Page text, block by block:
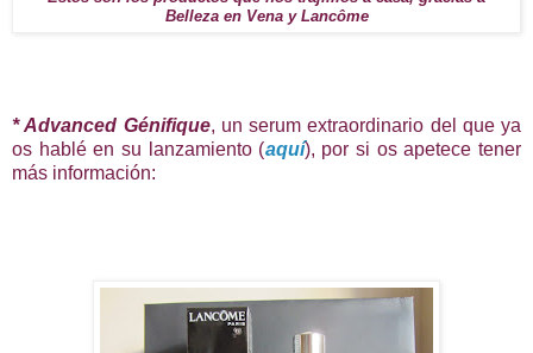
Belleza en Vena y Lancôme
* Advanced Génifique, un serum extraordinario del que ya
os hablé en su lanzamiento (aquí), por si os apetece tener
más información: